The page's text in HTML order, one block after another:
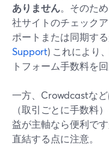
ありません。そのた
社サイトのチェック
ポートまたは同期す
Support) これにより
トフォーム手数料を
一方、Crowdcastな
（取引ごとに手数料
益が主軸なら便利で
直結する点に注意。